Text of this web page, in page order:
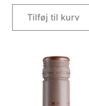
Tilføj til kurv